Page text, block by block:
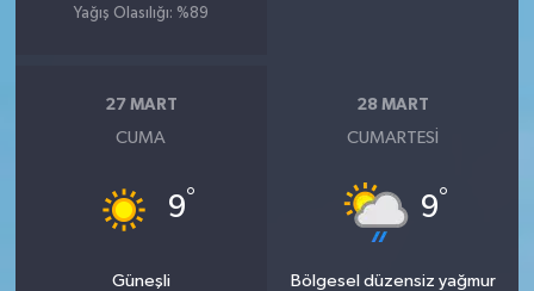
Yağış Olasılığı: %89
27 MART
CUMA
9°
Güneşli
28 MART
CUMARTESI
9°
Bölgesel düzensiz yağmur